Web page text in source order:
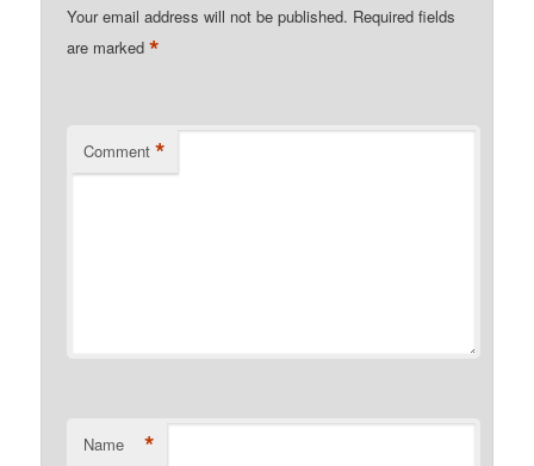
Your email address will not be published. Required fields
are marked*
Comment *
Name *